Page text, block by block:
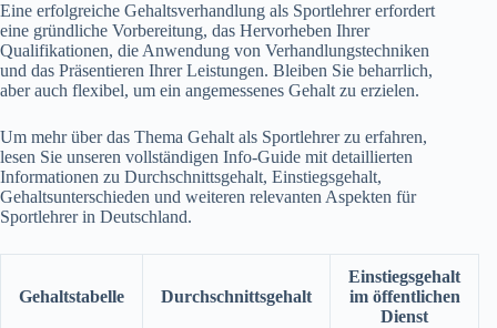
Eine erfolgreiche Gehaltsverhandlung als Sportlehrer erfordert
eine gründliche Vorbereitung, das Hervorheben Ihrer
Qualifikationen, die Anwendung von Verhandlungstechniken
und das Präsentieren Ihrer Leistungen. Bleiben Sie beharrlich,
aber auch flexibel, um ein angemessenes Gehalt zu erzielen.
Um mehr über das Thema Gehalt als Sportlehrer zu erfahren,
lesen Sie unseren vollständigen Info-Guide mit detaillierten
Informationen zu Durchschnittsgehalt, Einstiegsgehalt,
Gehaltsunterschieden und weiteren relevanten Aspekten für
Sportlehrer in Deutschland.
Gehaltstabelle Durchschnittsgehalt
Einstiegsgehalt
im öffentlichen
Dienst